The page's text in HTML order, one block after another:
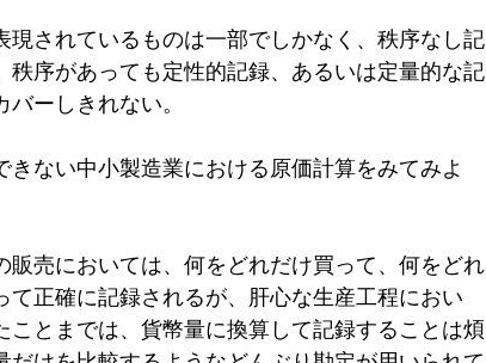
されているものは一部でしかなく、秩序なし記
序があっても定性的記録、あるいは定量的な記
ーしきれない。
ない中小製造業における原価計算をみてみよ
売においては、何をどれだけ買って、何をどれ
正確に記録されるが、肝心な生産工程におい
とまでは、貨幣量に換算して記録することは煩